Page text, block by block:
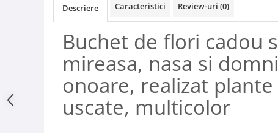
Descriere Caracteristici Review-uri (0)
Buchet de flori cadou
mireasa, nasa si
onoare, realizat
uscate, multicolor